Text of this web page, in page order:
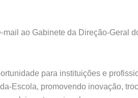
ao Gabinete da Direção-Geral
para instituições e
Escola, promovendo inovação,